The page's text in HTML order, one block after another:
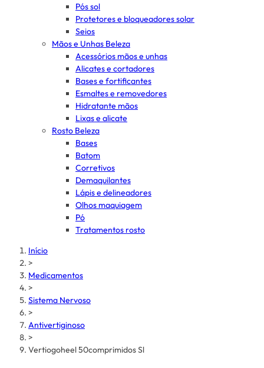
Pós sol
Protetores e bloqueadores solar
Seios
Mãos e Unhas Beleza
Acessórios mãos e unhas
Alicates e cortadores
Bases e fortificantes
Esmaltes e removedores
Hidratante mãos
Lixas e alicate
Rosto Beleza
Bases
Batom
Corretivos
Demaquilantes
Lápis e delineadores
Olhos maquiagem
Pó
Tratamentos rosto
Início
>
Medicamentos
>
Sistema Nervoso
>
Antivertiginoso
>
Vertiogoheel 50comprimidos Sl